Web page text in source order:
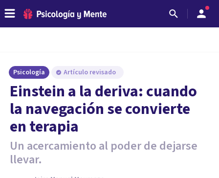
Psicología Artículo revisado
Einstein a la deriva: cuando
la navegación se convierte
en terapia
Un acercamiento al poder de dejarse
llevar.